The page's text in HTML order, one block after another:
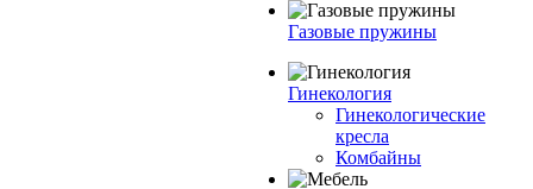
Газовые пружины
Гинекология
Гинекологические
кресла
Комбайны